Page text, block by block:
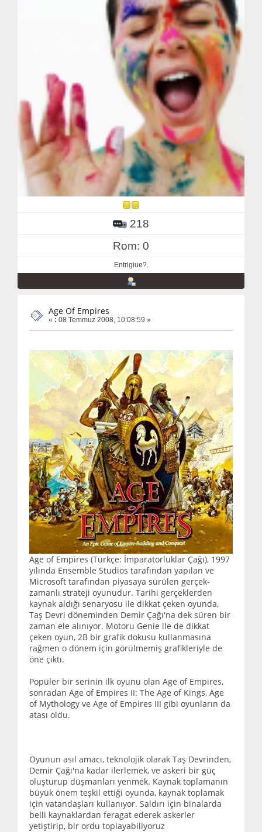
218
Rom: 0
Entrigiue?.
Age Of Empires
« : 08 Temmuz 2008, 10:08:59 »
Age of Empires (Türkçe: İmparatorluklar Çağı), 1997
yılında Ensemble Studios tarafından yapılan ve
Microsoft tarafından piyasaya sürülen gerçek-
zamanlı strateji oyunudur. Tarihi gerçeklerden
kaynak aldığı senaryosu ile dikkat çeken oyunda,
Taş Devri döneminden Demir Çağı'na dek süren bir
zaman ele alınıyor. Motoru Genie ile de dikkat
çeken oyun, 2B bir grafik dokusu kullanmasına
rağmen o dönem için görülmemiş grafikleriyle de
öne çıktı.
Popüler bir serinin ilk oyunu olan Age of Empires,
sonradan Age of Empires II: The Age of Kings, Age
of Mythology ve Age of Empires III gibi oyunların da
atası oldu.
Oyunun asıl amacı, teknolojik olarak Taş Devrinden,
Demir Çağı'na kadar ilerlemek, ve askeri bir güç
oluşturup düşmanları yenmek. Kaynak toplamanın
büyük önem teşkil ettiği oyunda, kaynak toplamak
için vatandaşları kullanıyor. Saldırı için binalarda
belli kaynaklardan feragat ederek askerler
yetiştirip, bir ordu toplayabiliyoruz